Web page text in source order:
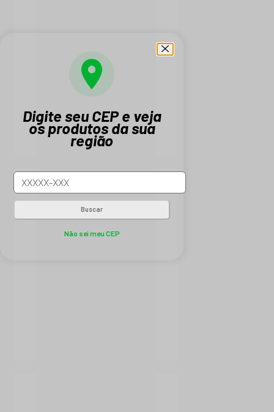
Digite seu CEP e veja
os produtos da sua
região
Buscar
Não sei meu CEP